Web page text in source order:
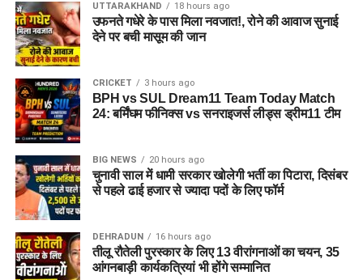
UTTARAKHAND 18 hours ago
उफनते गधेरे के पास मिला नवजात!, रोने की आवाज सुनाई
देने पर बची मासूम की जान
CRICKET 3 hours ago
BPH vs SUL Dream11 Team Today Match
24: बर्मिंघम फीनिक्स vs सनराइजर्स लीड्स ड्रीम11 टीम
BIG NEWS 20 hours ago
चुनावी साल में धामी सरकार खोलेगी भर्ती का पिटारा, दिसंबर
से पहले ढाई हजार से ज्यादा पदों के लिए फॉर्म
DEHRADUN 16 hours ago
तीलू रौतेली पुरस्कार के लिए 13 वीरांगनाओं का चयन, 35
आंगनबाड़ी कार्यकत्रियां भी होंगे सम्मानित